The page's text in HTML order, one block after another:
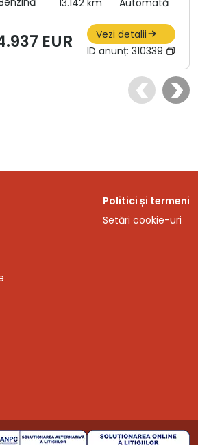
13.142 km Automată
EUR
Vezi detalii
ID anunț: 310339
Politici și termeni
Setări cookie-uri